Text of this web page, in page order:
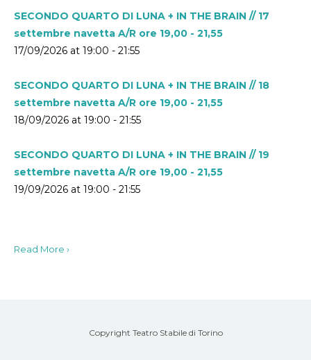
SECONDO QUARTO DI LUNA + IN THE BRAIN // 17
settembre navetta A/R ore 19,00 - 21,55
17/09/2026 at 19:00 - 21:55
SECONDO QUARTO DI LUNA + IN THE BRAIN // 18
settembre navetta A/R ore 19,00 - 21,55
18/09/2026 at 19:00 - 21:55
SECONDO QUARTO DI LUNA + IN THE BRAIN // 19
settembre navetta A/R ore 19,00 - 21,55
19/09/2026 at 19:00 - 21:55
Read More ›
Copyright Teatro Stabile di Torino